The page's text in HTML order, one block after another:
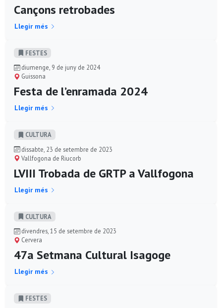
Cançons retrobades
Llegir més
FESTES
diumenge, 9 de juny de 2024
Guissona
Festa de l’enramada 2024
Llegir més
CULTURA
dissabte, 23 de setembre de 2023
Vallfogona de Riucorb
LVIII Trobada de GRTP a Vallfogona
Llegir més
CULTURA
divendres, 15 de setembre de 2023
Cervera
47a Setmana Cultural Isagoge
Llegir més
FESTES